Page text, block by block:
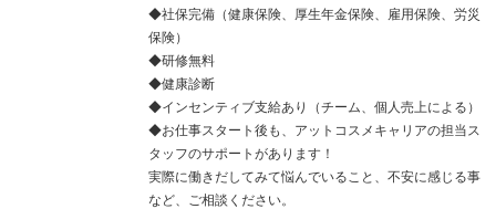
◆社保完備（健康保険、厚生年金保険、雇用保険、労災
保険）
◆研修無料
◆健康診断
◆インセンティブ支給あり（チーム、個人売上による）
◆お仕事スタート後も、アットコスメキャリアの担当ス
タッフのサポートがあります！
実際に働きだしてみて悩んでいること、不安に感じる事
など、ご相談ください。